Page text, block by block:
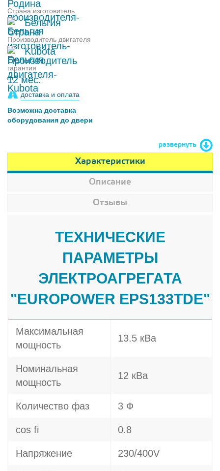
Страна изготовитель
Бельгия
Производитель двигателя
Kubota
гарантия
12 мес.
доставка и оплата
Возможна доставка
оборудования до двери
развернуть
Характеристики
Описание
Отзывы
ТЕХНИЧЕСКИЕ
ПАРАМЕТРЫ
ЭЛЕКТРОАГРЕГАТА
"EUROPOWER EPS133TDE"
Максимальная
мощность
13.5 кВа
Номинальная
мощность
12 кВа
Количество фаз 3 Ф
cos fi 0.8
Напряжение 230/400V